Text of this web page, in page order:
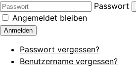
Passwort
Angemeldet bleiben
Anmelden
Passwort vergessen?
Benutzername vergessen?